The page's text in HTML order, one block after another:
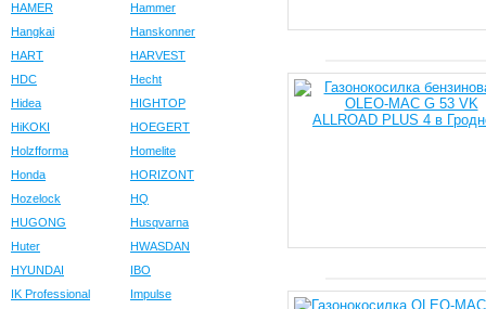
HAMER
Hammer
Hangkai
Hanskonner
HART
HARVEST
HDC
Hecht
Hidea
HIGHTOP
HiKOKI
HOEGERT
Holzfforma
Homelite
Honda
HORIZONT
Hozelock
HQ
HUGONG
Husqvarna
Huter
HWASDAN
HYUNDAI
IBO
IK Professional
Impulse